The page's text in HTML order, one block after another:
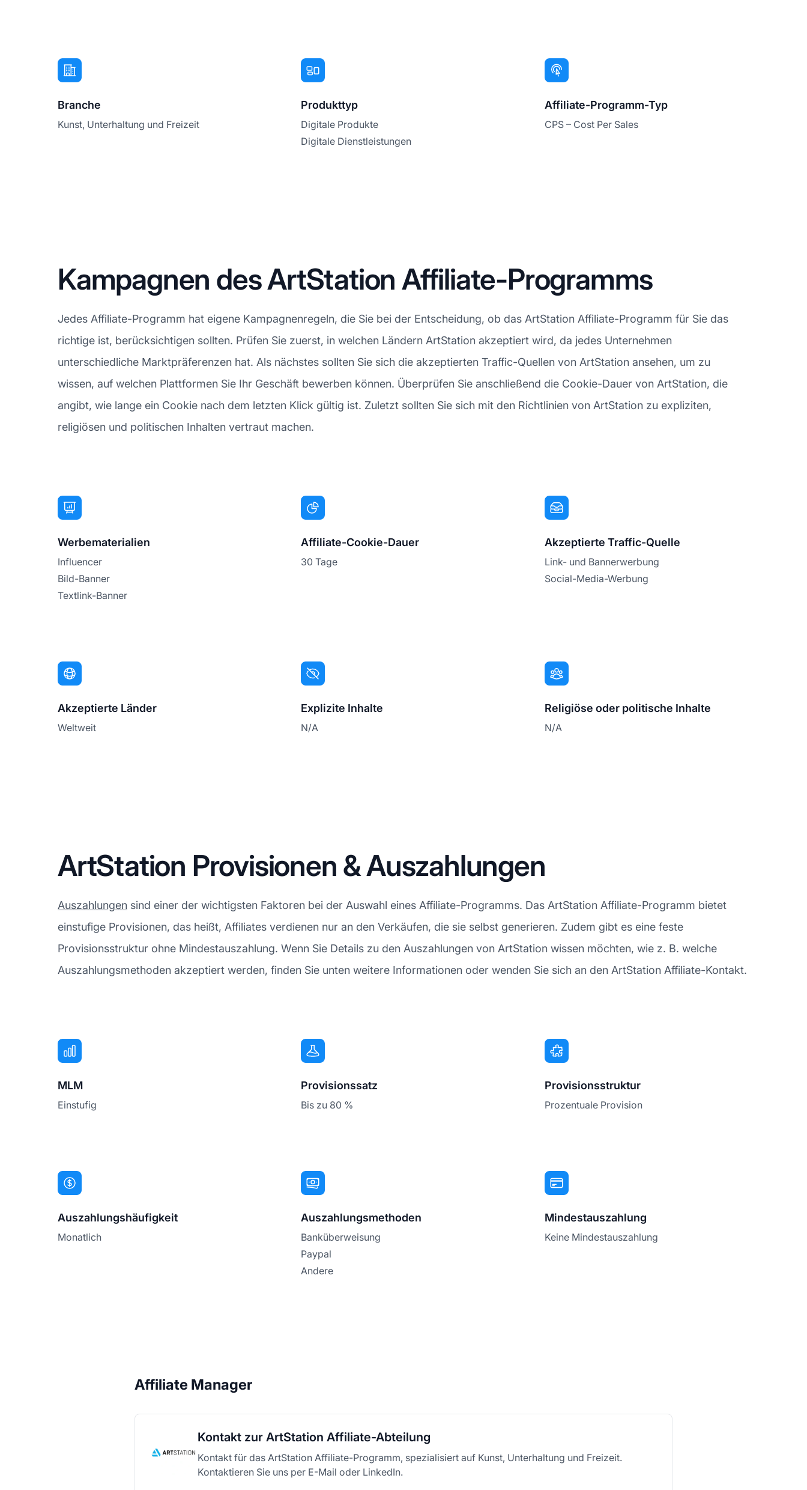
Branche
Kunst, Unterhaltung und Freizeit
Produkttyp
Digitale Produkte
Digitale Dienstleistungen
Affiliate-Programm-Typ
CPS – Cost Per Sales
Kampagnen des ArtStation Affiliate-Programms
Jedes Affiliate-Programm hat eigene Kampagnenregeln, die Sie bei der Entscheidung, ob das ArtStation Affiliate-Programm für Sie das
richtige ist, berücksichtigen sollten. Prüfen Sie zuerst, in welchen Ländern ArtStation akzeptiert wird, da jedes Unternehmen
unterschiedliche Marktpräferenzen hat. Als nächstes sollten Sie sich die akzeptierten Traffic-Quellen von ArtStation ansehen, um zu
wissen, auf welchen Plattformen Sie Ihr Geschäft bewerben können. Überprüfen Sie anschließend die Cookie-Dauer von ArtStation, die
angibt, wie lange ein Cookie nach dem letzten Klick gültig ist. Zuletzt sollten Sie sich mit den Richtlinien von ArtStation zu expliziten,
religiösen und politischen Inhalten vertraut machen.
Werbematerialien
Influencer
Bild-Banner
Textlink-Banner
Affiliate-Cookie-Dauer
30 Tage
Akzeptierte Traffic-Quelle
Link- und Bannerwerbung
Social-Media-Werbung
Akzeptierte Länder
Weltweit
Explizite Inhalte
N/A
Religiöse oder politische Inhalte
N/A
ArtStation Provisionen & Auszahlungen
Auszahlungen sind einer der wichtigsten Faktoren bei der Auswahl eines Affiliate-Programms. Das ArtStation Affiliate-Programm bietet
einstufige Provisionen, das heißt, Affiliates verdienen nur an den Verkäufen, die sie selbst generieren. Zudem gibt es eine feste
Provisionsstruktur ohne Mindestauszahlung. Wenn Sie Details zu den Auszahlungen von ArtStation wissen möchten, wie z. B. welche
Auszahlungsmethoden akzeptiert werden, finden Sie unten weitere Informationen oder wenden Sie sich an den ArtStation Affiliate-Kontakt.
MLM
Einstufig
Provisionssatz
Bis zu 80 %
Provisionsstruktur
Prozentuale Provision
Auszahlungshäufigkeit
Monatlich
Auszahlungsmethoden
Banküberweisung
Paypal
Andere
Mindestauszahlung
Keine Mindestauszahlung
Affiliate Manager
Kontakt zur ArtStation Affiliate-Abteilung
Kontakt für das ArtStation Affiliate-Programm, spezialisiert auf Kunst, Unterhaltung und Freizeit.
Kontaktieren Sie uns per E-Mail oder LinkedIn.